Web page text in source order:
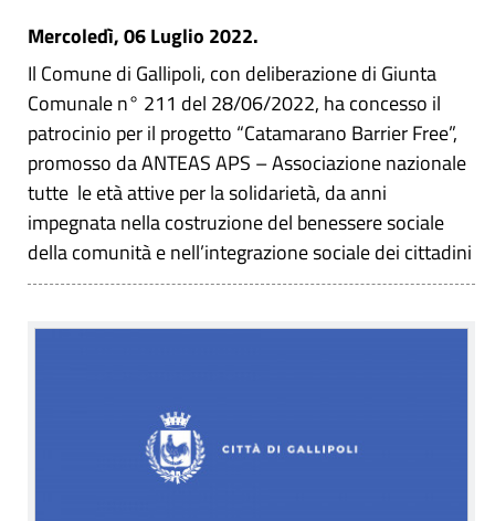
Mercoledì, 06 Luglio 2022.
Il Comune di Gallipoli, con deliberazione di Giunta
Comunale n° 211 del 28/06/2022, ha concesso il
patrocinio per il progetto “Catamarano Barrier Free”,
promosso da ANTEAS APS – Associazione nazionale
tutte le età attive per la solidarietà, da anni
impegnata nella costruzione del benessere sociale
della comunità e nell’integrazione sociale dei cittadini